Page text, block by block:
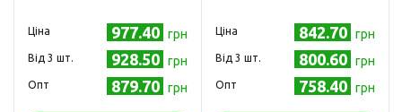
Ціна 977.40 грн
Від 3 шт. 928.50 грн
Опт 879.70 грн
Ціна 842.70 грн
Від 3 шт. 800.60 грн
Опт 758.40 грн